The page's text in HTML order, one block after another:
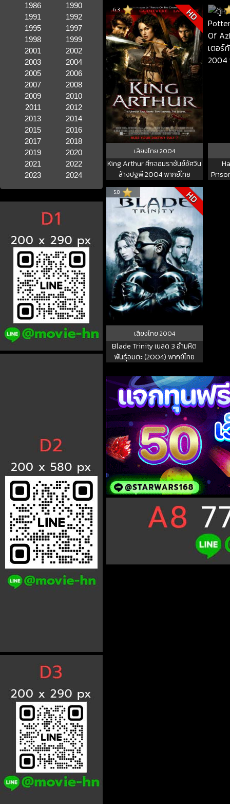
1986
1990
1991
1992
1995
1997
1998
1999
2001
2002
2003
2004
2005
2006
2007
2008
2009
2010
2011
2012
2013
2014
2015
2016
2017
2018
2019
2020
2021
2022
2023
2024
6.3 HD
เสียงไทย 2004
King Arthur ศึกจอมราชันย์อัศวิน
ล้างปฐพี 2004 พากย์ไทย
7.9
5.8 HD
เสียงไทย 2004
Blade Trinity เบลด 3 อำมหิต
พันธุ์อมตะ (2004) พากย์ไทย